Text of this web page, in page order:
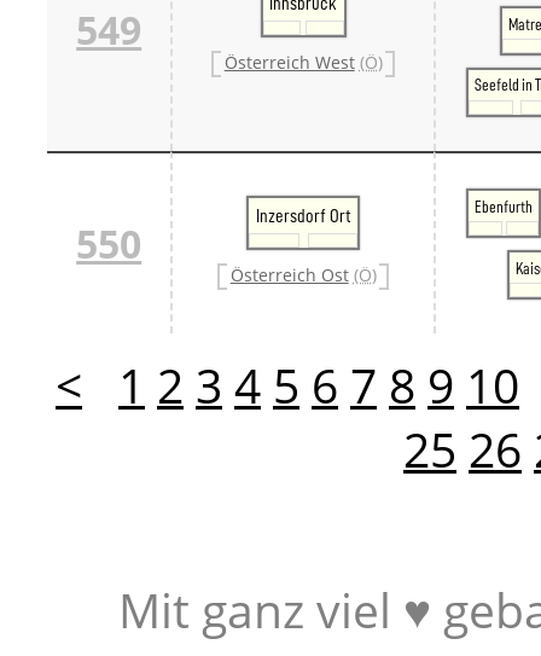
549
Österreich West (Ö)
Seefeld in
550
Inzersdorf Ort
Österreich Ost (Ö)
Ebenfurth
< 1 2 3 4 5 6 7 8 9 10
25 26
Mit ganz viel ♥